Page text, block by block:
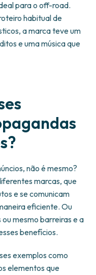
para o off-road.
habitual de
a marca teve um
e uma música que
não é mesmo?
marcas, que
e se comunicam
eficiente. Ou
mesmo barreiras e a
benefícios.
exemplos como
elementos que